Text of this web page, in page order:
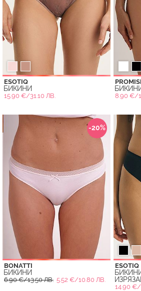
ESOTIQ
БИКИНИ
15.90 €/31.10 ЛВ. 8.90 €/
-20%
BONATTI
БИКИНИ
6.90 €/13.50 ЛВ. 5.52 €/10.80 ЛВ.
ESOTIQ
14.90 €/